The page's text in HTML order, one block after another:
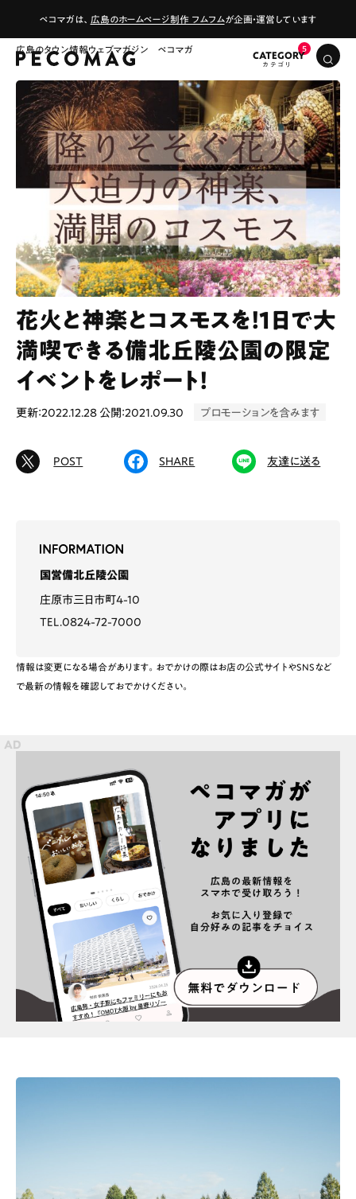
ペコマガは、 広島のホームページ制作 フムフムが企画・運営しています
広島のタウン情報ウェブマガジン ペコマガ
CATEGORY
# ファミリーにおすすめ # 女子旅におすすめ
# テイクアウト
# コーヒー
Gourmet
プライバシーポリシー インフォマティブデータポリシー
お問合せ 利用規約
花火と神楽とコスモスを！1日で大
満喫できる備北丘陵公園の限定
イベントをレポート！
更新：2022.12.28 公開：2021.09.30 プロモーションを含みます
POST SHARE 友達に送る
国営備北丘陵公園
庄原市三日市町4-10
TEL.0824-72-7000
情報は変更になる場合があります。おでかけの際はお店の公式サイトやSNSなど
で最新の情報を確認しておでかけください。